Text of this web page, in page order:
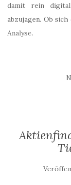
damit rein
abzujagen. Ob
Analyse.